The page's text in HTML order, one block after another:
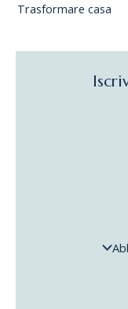
Trasformare casa